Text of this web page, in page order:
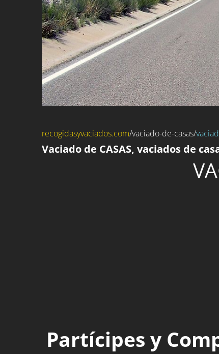
recogidasyvaciados.com/vaciado-de-casas/
Vaciado de CASAS, vaciados de
Partícipes y